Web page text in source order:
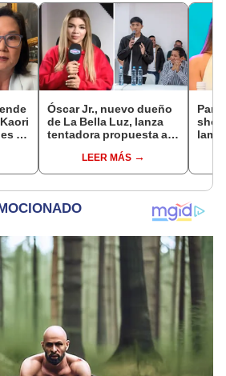
la
Óscar Jr., nuevo dueño
de La Bella Luz, lanza
tentadora propuesta a
denuncia por
tocamientos: “Va a
LEER MÁS
el